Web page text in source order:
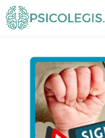
Saltar
al